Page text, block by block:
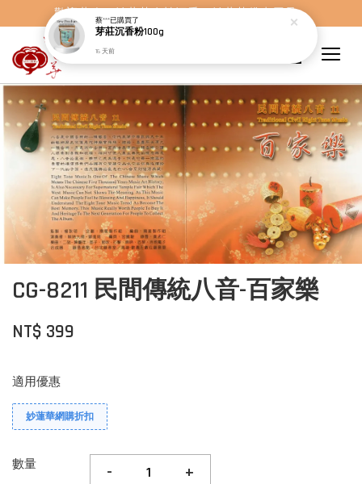
歡迎蒞臨，妙蓮華奇楠沉香，妙蓮華佛事用品。
CG-8211 民間傳統八音-百家樂
NT$ 399
適用優惠
妙蓮華網購折扣
數量 - +
蔡***已購買了
芽莊沉香粉100g
16 天前